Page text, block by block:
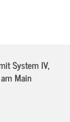
System IV,
Main